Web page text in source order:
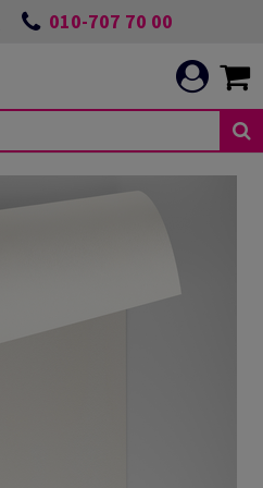
010-707 70 00